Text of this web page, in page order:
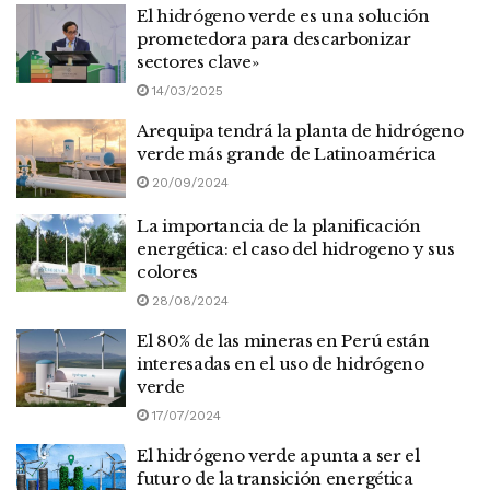
El hidrógeno verde es una solución
prometedora para descarbonizar
sectores clave»
14/03/2025
Arequipa tendrá la planta de hidrógeno
verde más grande de Latinoamérica
20/09/2024
La importancia de la planificación
energética: el caso del hidrogeno y sus
colores
28/08/2024
El 80% de las mineras en Perú están
interesadas en el uso de hidrógeno
verde
17/07/2024
El hidrógeno verde apunta a ser el
futuro de la transición energética